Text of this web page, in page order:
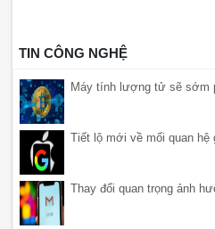
TIN CÔNG NGHỆ
Máy tính lượng tử sẽ sớm
Tiết lộ mới về mối quan hệ
Thay đổi quan trọng ảnh